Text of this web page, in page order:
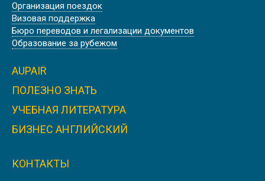
Скидка
BISHOPSTROW COLLEGE, АНГЛИЯ
ПРЕДУНИВЕРСИТЕТСКИЙ
КОЛЛЕДЖ OXFORD SIXTH FORM
Организация поездок
Визовая поддержка
Бюро переводов и легализации документов
Образование за рубежом
AUPAIR
ПОЛЕЗНО ЗНАТЬ
УЧЕБНАЯ ЛИТЕРАТУРА
БИЗНЕС АНГЛИЙСКИЙ
КОНТАКТЫ